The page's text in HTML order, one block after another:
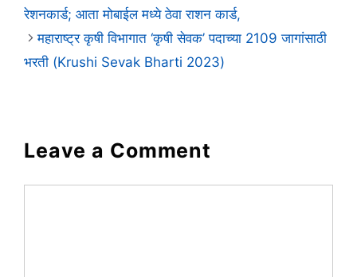
रेशनकार्ड; आता मोबाईल मध्ये ठेवा राशन कार्ड,
महाराष्ट्र कृषी विभागात ‘कृषी सेवक’ पदाच्या 2109 जागांसाठी
भरती (Krushi Sevak Bharti 2023)
Leave a Comment